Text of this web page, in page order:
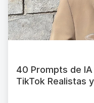
40 Prompts de
TikTok Realistas